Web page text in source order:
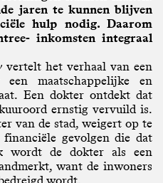
jaren te kunnen blijven
hulp nodig. Daarom
inkomsten integraal
vertelt het verhaal van een
maatschappelijke en
Een dokter ontdekt dat
ernstig vervuild is.
van de stad, weigert op te
gevolgen die dat
wordt de dokter als een
want de inwoners
wordt.